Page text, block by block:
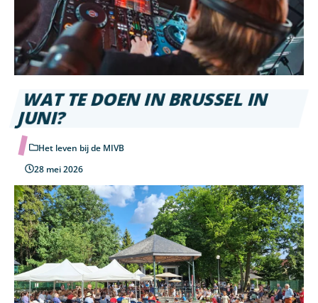
WAT TE DOEN IN BRUSSEL IN
JUNI?
Het leven bij de MIVB
28 mei 2026